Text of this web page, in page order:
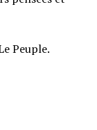
Peuple.